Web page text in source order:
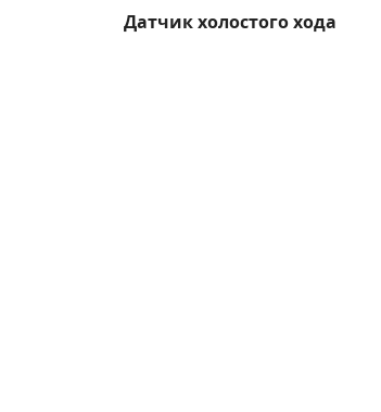
Датчик холостого хода